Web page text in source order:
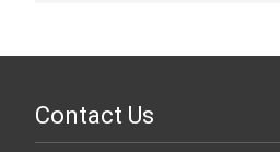
Contact Us